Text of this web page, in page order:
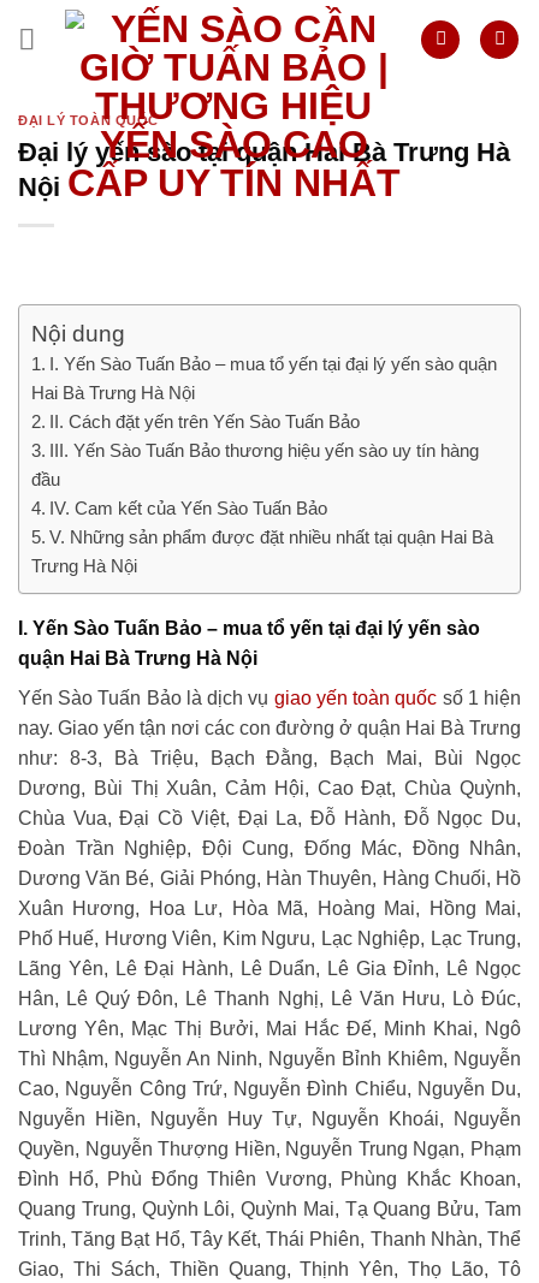
ĐẠI LÝ TOÀN QUỐC
Đại lý yến sào tại quận Hai Bà Trưng Hà
Nội
Nội dung
I. Yến Sào Tuấn Bảo – mua tổ yến tại đại lý yến sào quận
Hai Bà Trưng Hà Nội
II. Cách đặt yến trên Yến Sào Tuấn Bảo
III. Yến Sào Tuấn Bảo thương hiệu yến sào uy tín hàng
đầu
IV. Cam kết của Yến Sào Tuấn Bảo
V. Những sản phẩm được đặt nhiều nhất tại quận Hai Bà
Trưng Hà Nội
I. Yến Sào Tuấn Bảo – mua tổ yến tại đại lý yến sào
quận Hai Bà Trưng Hà Nội
Yến Sào Tuấn Bảo là dịch vụ giao yến toàn quốc số 1 hiện
nay. Giao yến tận nơi các con đường ở quận Hai Bà Trưng
như: 8-3, Bà Triệu, Bạch Đằng, Bạch Mai, Bùi Ngọc
Dương, Bùi Thị Xuân, Cảm Hội, Cao Đạt, Chùa Quỳnh,
Chùa Vua, Đại Cồ Việt, Đại La, Đỗ Hành, Đỗ Ngọc Du,
Đoàn Trần Nghiệp, Đội Cung, Đống Mác, Đồng Nhân,
Dương Văn Bé, Giải Phóng, Hàn Thuyên, Hàng Chuối, Hồ
Xuân Hương, Hoa Lư, Hòa Mã, Hoàng Mai, Hồng Mai,
Phố Huế, Hương Viên, Kim Ngưu, Lạc Nghiệp, Lạc Trung,
Lãng Yên, Lê Đại Hành, Lê Duẩn, Lê Gia Đỉnh, Lê Ngọc
Hân, Lê Quý Đôn, Lê Thanh Nghị, Lê Văn Hưu, Lò Đúc,
Lương Yên, Mạc Thị Bưởi, Mai Hắc Đế, Minh Khai, Ngô
Thì Nhậm, Nguyễn An Ninh, Nguyễn Bỉnh Khiêm, Nguyễn
Cao, Nguyễn Công Trứ, Nguyễn Đình Chiểu, Nguyễn Du,
Nguyễn Hiền, Nguyễn Huy Tự, Nguyễn Khoái, Nguyễn
Quyền, Nguyễn Thượng Hiền, Nguyễn Trung Ngạn, Phạm
Đình Hổ, Phù Đổng Thiên Vương, Phùng Khắc Khoan,
Quang Trung, Quỳnh Lôi, Quỳnh Mai, Tạ Quang Bửu, Tam
Trinh, Tăng Bạt Hổ, Tây Kết, Thái Phiên, Thanh Nhàn, Thể
Giao, Thi Sách, Thiền Quang, Thịnh Yên, Thọ Lão, Tô